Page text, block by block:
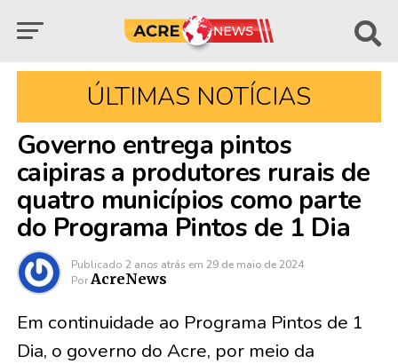
ÚLTIMAS NOTÍCIAS
Governo entrega pintos
caipiras a produtores rurais de
quatro municípios como parte
do Programa Pintos de 1 Dia
Publicado 2 anos atrás em 29 de maio de 2024
Por AcreNews
Em continuidade ao Programa Pintos de 1
Dia, o governo do Acre, por meio da